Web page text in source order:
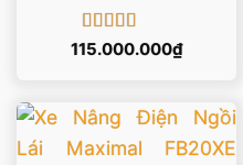
Được xếp
115.000.000₫